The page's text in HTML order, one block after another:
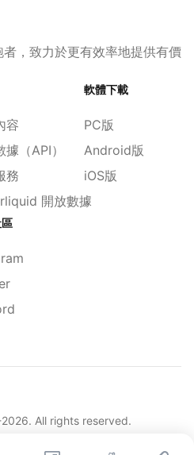
，致力於更有效率地提供有價
容
據（API）
務
開放數據
軟體下載
PC版
Android版
iOS版
2026. All rights reserved.